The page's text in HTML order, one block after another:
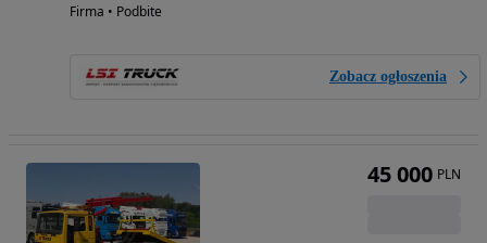
Firma • Podbite
Zobacz ogłoszenia
45 000 PLN